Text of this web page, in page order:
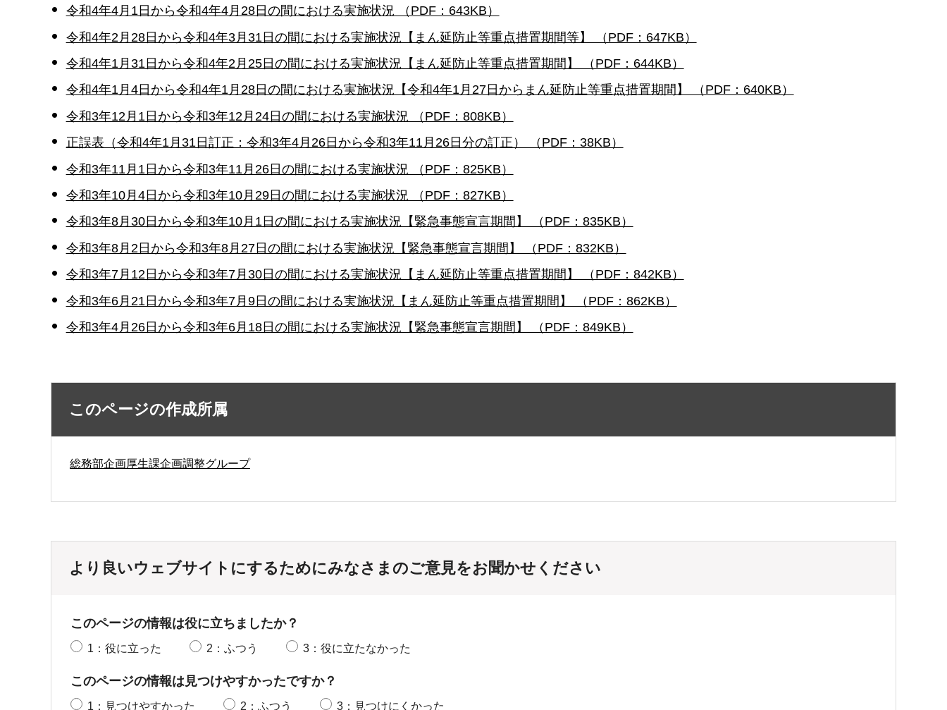
令和4年4月1日から令和4年4月28日の間における実施状況 （PDF：643KB）
令和4年2月28日から令和4年3月31日の間における実施状況【まん延防止等重点措置期間等】 （PDF：647KB）
令和4年1月31日から令和4年2月25日の間における実施状況【まん延防止等重点措置期間】 （PDF：644KB）
令和4年1月4日から令和4年1月28日の間における実施状況【令和4年1月27日からまん延防止等重点措置期間】 （PDF：640KB）
令和3年12月1日から令和3年12月24日の間における実施状況 （PDF：808KB）
正誤表（令和4年1月31日訂正：令和3年4月26日から令和3年11月26日分の訂正） （PDF：38KB）
令和3年11月1日から令和3年11月26日の間における実施状況 （PDF：825KB）
令和3年10月4日から令和3年10月29日の間における実施状況 （PDF：827KB）
令和3年8月30日から令和3年10月1日の間における実施状況【緊急事態宣言期間】 （PDF：835KB）
令和3年8月2日から令和3年8月27日の間における実施状況【緊急事態宣言期間】 （PDF：832KB）
令和3年7月12日から令和3年7月30日の間における実施状況【まん延防止等重点措置期間】 （PDF：842KB）
令和3年6月21日から令和3年7月9日の間における実施状況【まん延防止等重点措置期間】 （PDF：862KB）
令和3年4月26日から令和3年6月18日の間における実施状況【緊急事態宣言期間】 （PDF：849KB）
このページの作成所属
総務部企画厚生課企画調整グループ
より良いウェブサイトにするためにみなさまのご意見をお聞かせください
このページの情報は役に立ちましたか？
1：役に立った 2：ふつう 3：役に立たなかった
このページの情報は見つけやすかったですか？
1：見つけやすかった 2：ふつう 3：見つけにくかった